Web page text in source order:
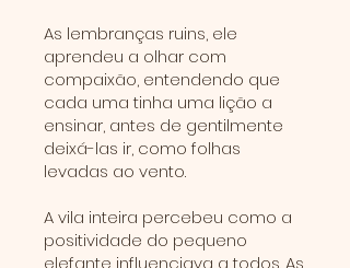
As lembranças ruins, ele
aprendeu a olhar com
compaixão, entendendo que
cada uma tinha uma lição a
ensinar, antes de gentilmente
deixá-las ir, como folhas
levadas ao vento.
A vila inteira percebeu como a
positividade do pequeno
elefante influenciava a todos. As